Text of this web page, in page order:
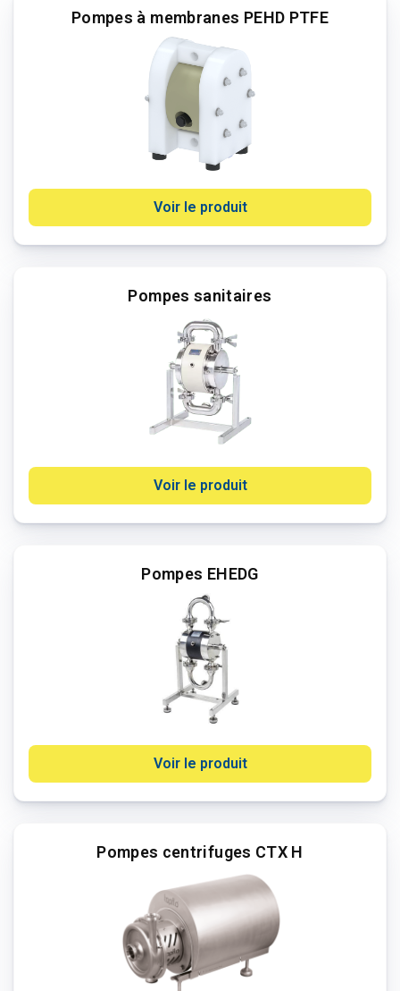
Pompes à membranes PEHD PTFE
Voir le produit
Pompes sanitaires
Voir le produit
Pompes EHEDG
Voir le produit
Pompes centrifuges CTX H